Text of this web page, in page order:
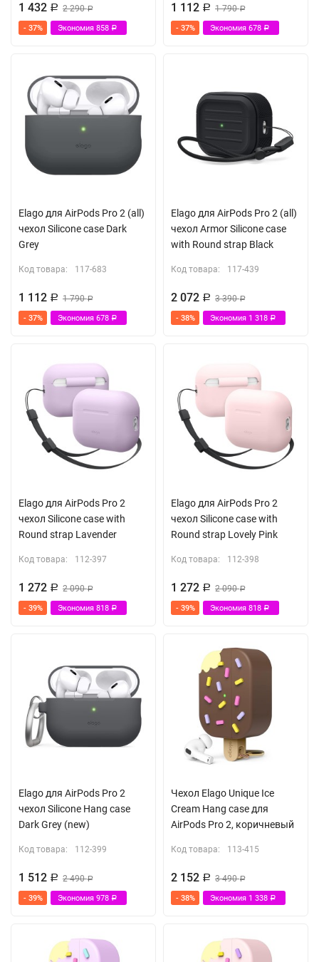
1 432 Р 2 290Р
- 37% Экономия 858 Р
1 112 Р 1 790Р
- 37% Экономия 678 Р
Elago для AirPods Pro 2 (all)
чехол Silicone case Dark
Grey
Код товара: 117-683
1 112 Р 1 790Р
- 37% Экономия 678 Р
Elago для AirPods Pro 2 (all)
чехол Armor Silicone case
with Round strap Black
Код товара: 117-439
2 072 Р 3 390Р
- 38% Экономия 1 318 Р
Elago для AirPods Pro 2
чехол Silicone case with
Round strap Lavender
Код товара: 112-397
1 272 Р 2 090Р
- 39% Экономия 818 Р
Elago для AirPods Pro 2
чехол Silicone case with
Round strap Lovely Pink
Код товара: 112-398
1 272 Р 2 090Р
- 39% Экономия 818 Р
Elago для AirPods Pro 2
чехол Silicone Hang case
Dark Grey (new)
Код товара: 112-399
1 512 Р 2 490Р
- 39% Экономия 978 Р
Чехол Elago Unique Ice
Cream Hang case для
AirPods Pro 2, коричневый
Код товара: 113-415
2 152 Р 3 490Р
- 38% Экономия 1 338 Р